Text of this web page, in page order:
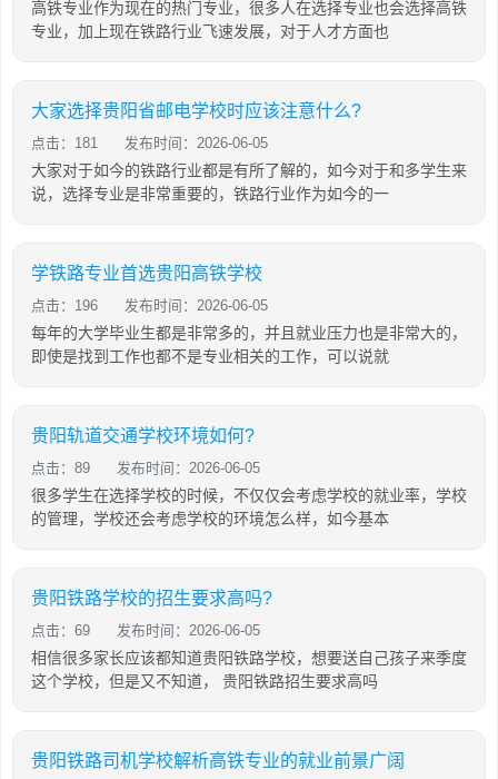
高铁专业作为现在的热门专业，很多人在选择专业也会选择高铁
专业，加上现在铁路行业飞速发展，对于人才方面也
大家选择贵阳省邮电学校时应该注意什么?
点击：181 发布时间：2026-06-05
大家对于如今的铁路行业都是有所了解的，如今对于和多学生来
说，选择专业是非常重要的，铁路行业作为如今的一
学铁路专业首选贵阳高铁学校
点击：196 发布时间：2026-06-05
每年的大学毕业生都是非常多的，并且就业压力也是非常大的，
即使是找到工作也都不是专业相关的工作，可以说就
贵阳轨道交通学校环境如何?
点击：89 发布时间：2026-06-05
很多学生在选择学校的时候，不仅仅会考虑学校的就业率，学校
的管理，学校还会考虑学校的环境怎么样，如今基本
贵阳铁路学校的招生要求高吗?
点击：69 发布时间：2026-06-05
相信很多家长应该都知道贵阳铁路学校，想要送自己孩子来季度
这个学校，但是又不知道， 贵阳铁路招生要求高吗
贵阳铁路司机学校解析高铁专业的就业前景广阔